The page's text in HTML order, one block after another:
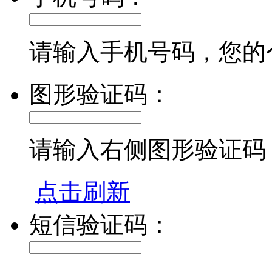
请输入手机号码，您
图形验证码：
请输入右侧图形验证码
点击刷新
短信验证码：